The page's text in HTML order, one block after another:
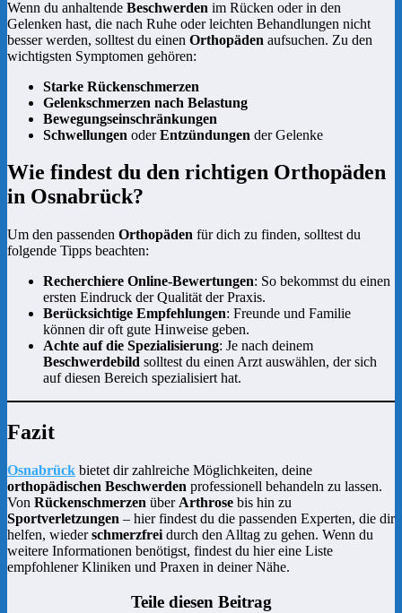
Wenn du anhaltende Beschwerden im Rücken oder in den
Gelenken hast, die nach Ruhe oder leichten Behandlungen nicht
besser werden, solltest du einen Orthopäden aufsuchen. Zu den
wichtigsten Symptomen gehören:
Starke Rückenschmerzen
Gelenkschmerzen nach Belastung
Bewegungseinschränkungen
Schwellungen oderEntzündungen der Gelenke
Wie findest du den richtigen Orthopäden
in Osnabrück?
Um den passenden Orthopäden für dich zu finden, solltest du
folgende Tipps beachten:
Recherchiere Online-Bewertungen: So bekommst du einen
ersten Eindruck der Qualität der Praxis.
Berücksichtige Empfehlungen: Freunde und Familie
können dir oft gute Hinweise geben.
Achte auf die Spezialisierung: Je nach deinem
Beschwerdebild solltest du einen Arzt auswählen, der sich
auf diesen Bereich spezialisiert hat.
Fazit
Osnabrück bietet dir zahlreiche Möglichkeiten, deine
orthopädischen Beschwerden professionell behandeln zu lassen.
Von Rückenschmerzen über Arthrose bis hin zu
Sportverletzungen – hier findest du die passenden Experten, die dir
helfen, wiederschmerzfrei durch den Alltag zu gehen. Wenn du
weitere Informationen benötigst, findest du hier eine Liste
empfohlener Kliniken und Praxen in deiner Nähe.
Teile diesen Beitrag